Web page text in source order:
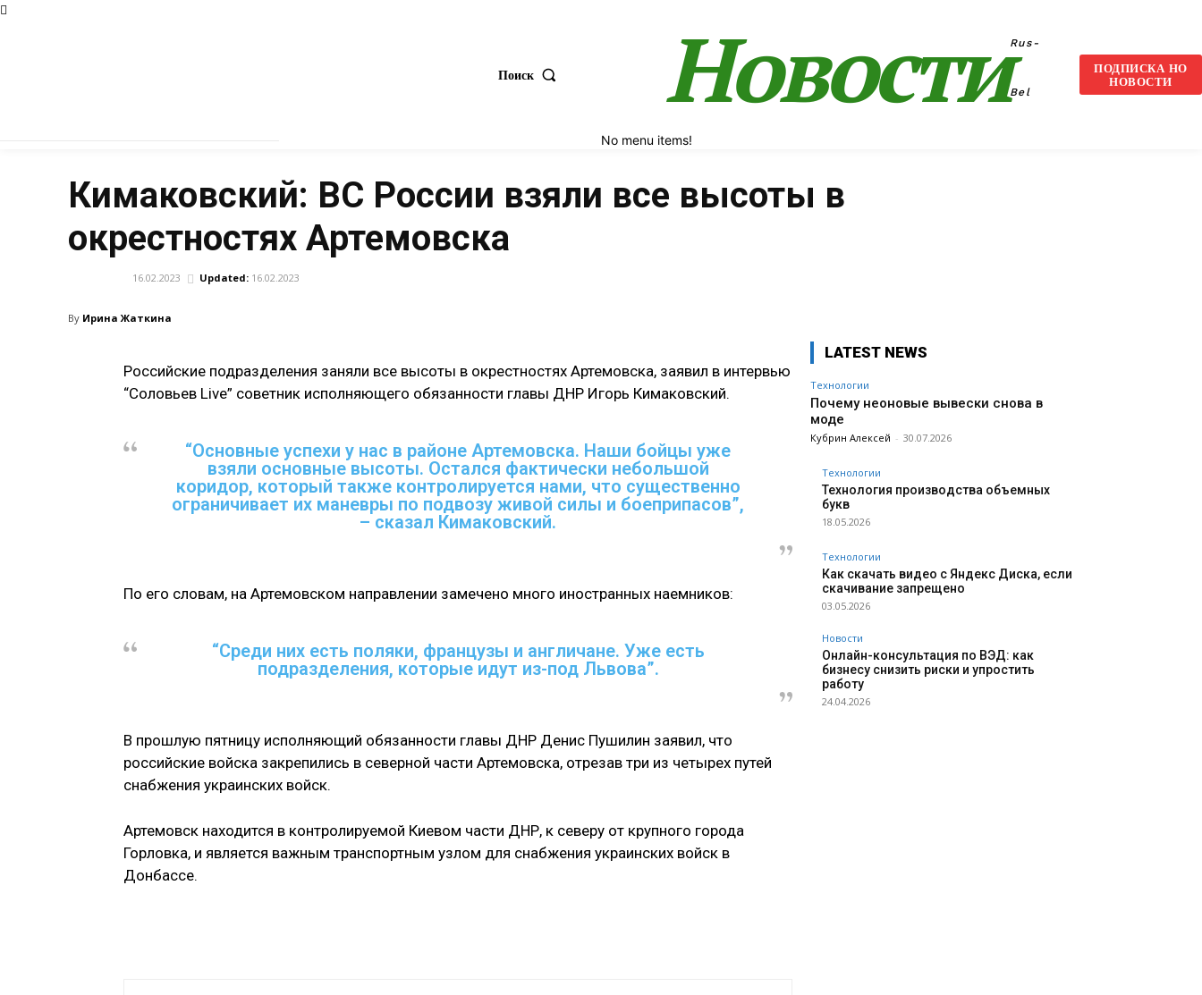
Поиск НовостиRus-
Bel
ПОДПИСКА НО
НОВОСТИ
No menu items!
Кимаковский: ВС России взяли все высоты в
окрестностях Артемовска
16.02.2023 Updated: 16.02.2023
By Ирина Жаткина
Российские подразделения заняли все высоты в окрестностях Артемовска, заявил в интервью
“Соловьев Live” советник исполняющего обязанности главы ДНР Игорь Кимаковский.
“Основные успехи у нас в районе Артемовска. Наши бойцы уже
взяли основные высоты. Остался фактически небольшой
коридор, который также контролируется нами, что существенно
ограничивает их маневры по подвозу живой силы и боеприпасов”,
– сказал Кимаковский.
По его словам, на Артемовском направлении замечено много иностранных наемников:
“Среди них есть поляки, французы и англичане. Уже есть
подразделения, которые идут из-под Львова”.
В прошлую пятницу исполняющий обязанности главы ДНР Денис Пушилин заявил, что
российские войска закрепились в северной части Артемовска, отрезав три из четырех путей
снабжения украинских войск.
Артемовск находится в контролируемой Киевом части ДНР, к северу от крупного города
Горловка, и является важным транспортным узлом для снабжения украинских войск в
Донбассе.
LATEST NEWS
Технологии
Почему неоновые вывески снова в
моде
Кубрин Алексей - 30.07.2026
Технологии
Технология производства объемных
букв
18.05.2026
Технологии
Как скачать видео с Яндекс Диска, если
скачивание запрещено
03.05.2026
Новости
Онлайн-консультация по ВЭД: как
бизнесу снизить риски и упростить
работу
24.04.2026